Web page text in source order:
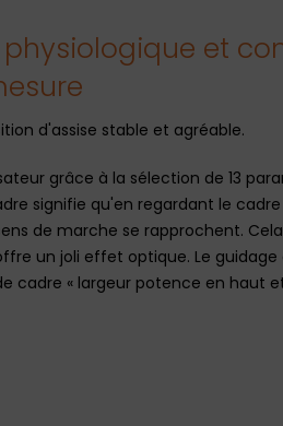
et
d'assise stable et agréable.
grâce à la sélection de 13
signifie qu'en regardant le
de marche se rapprochent.
un joli effet optique. Le guidage
cadre « largeur potence en haut